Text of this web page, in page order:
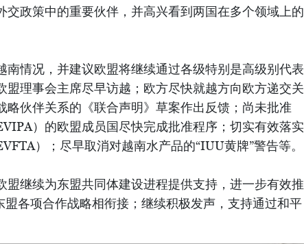
交政策中的重要伙伴，并高兴看到两国在多个领域上的
南情况，并建议欧盟将继续通过各级特别是高级别代表
盟理事会主席尽早访越；欧方尽快就越方向欧方递交关
略伙伴关系的《联合声明》草案作出反馈；尚未批准
）的欧盟成员国尽快完成批准程序；切实有效落实
）；尽早取消对越南水产品的“IUU黄牌”警告等。
盟继续为东盟共同体建设进程提供支持，进一步有效推
各项合作战略相衔接；继续积极发声，支持通过和平